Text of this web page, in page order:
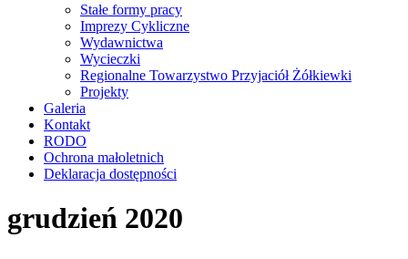
Stałe formy pracy
Imprezy Cykliczne
Wydawnictwa
Wycieczki
Regionalne Towarzystwo Przyjaciół Żółkiewki
Projekty
Galeria
Kontakt
RODO
Ochrona małoletnich
Deklaracja dostępności
grudzień 2020